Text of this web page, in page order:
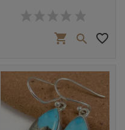
shopping_cart  favorite_border